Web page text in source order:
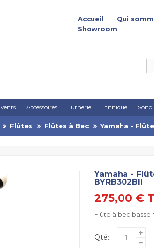
Accueil Qui
Showroom
Vents Accessoires Lutherie Ethnique Sono
Flûtes Flûtes à Bec Yamaha -
Yamaha -
BYRB302BII
275,00 €
Flûte à bec basse
Qté: